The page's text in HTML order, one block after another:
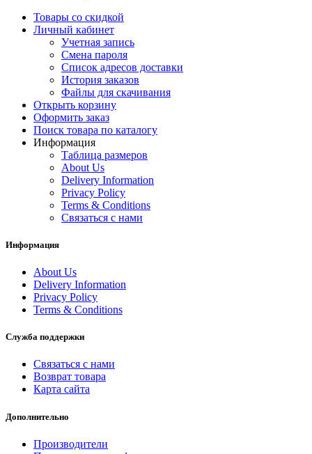
Товары со скидкой
Личный кабинет
Учетная запись
Смена пароля
Список адресов доставки
История заказов
Файлы для скачивания
Открыть корзину
Оформить заказ
Поиск товара по каталогу
Информация
Таблица размеров
About Us
Delivery Information
Privacy Policy
Terms & Conditions
Связаться с нами
Информация
About Us
Delivery Information
Privacy Policy
Terms & Conditions
Служба поддержки
Связаться с нами
Возврат товара
Карта сайта
Дополнительно
Производители